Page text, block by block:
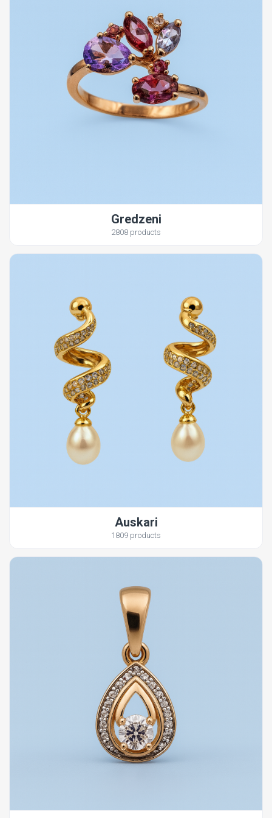
Gredzeni
2808 products
Auskari
1809 products